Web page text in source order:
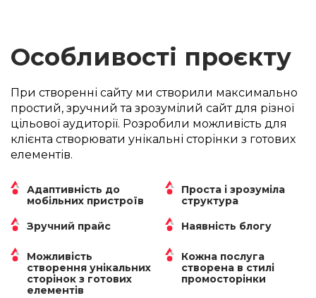
Особливості проєкту
При створенні сайту ми створили максимально
простий, зручний та зрозумілий сайт для різної
цільової аудиторії. Розробили можливість для
клієнта створювати унікальні сторінки з готових
елементів.
Адаптивність до
мобільних пристроїв
Проста і зрозуміла
структура
Зручний прайс
Наявність блогу
Можливість
створення унікальних
сторінок з готових
елементів
Кожна послуга
створена в стилі
промосторінки